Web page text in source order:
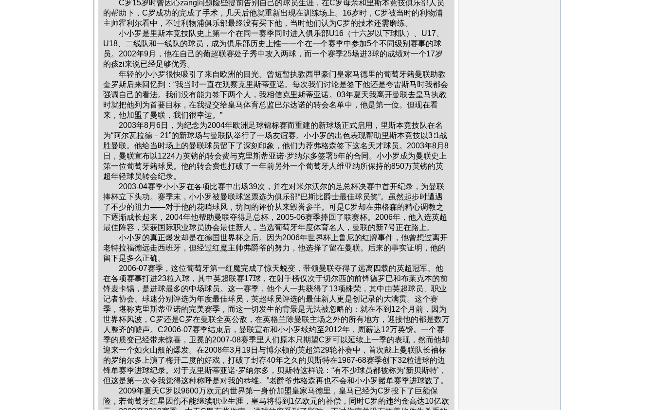
C罗15岁时曾因心zang问题险些提前告别自己的球员生涯，在C罗母亲和里斯本竞技俱乐部人员
的帮助下，C罗成功的完成了手术，几天后他就重新出现在训练场上。16岁时，C罗被当时的利物浦
主帅霍利尔看中，不过利物浦俱乐部最终没有买下他，当时他们认为C罗的技术还需磨练。
小小罗是里斯本竞技队史上第一个在同一赛季同时进入俱乐部U16（十六岁以下球队）、U17、
U18、二线队和一线队的球员，成为俱乐部历史上惟一一个在一个赛季中参加5个不同级别赛事的球
员。2002年9月，他在自己的葡超联赛处子秀中攻入两球，而一个赛季25场进3球的成绩对一个17岁
的孩zi来说已经足够优秀。
年轻的小小罗很快吸引了来自欧洲的目光。曾短暂执教西甲豪门皇家马德里的葡萄牙籍曼联助教
奎罗斯后来回忆到：“我当时一直在观察克里斯蒂亚诺。每次我们讨论是签下他还是夸雷斯马时我都会
强调自己的看法。我们没有能力签下两个人，我相信克里斯蒂亚诺。03年夏天我离开曼联去皇马执教
时就把他列为首要目标，在我提交给皇马体育总监巴尔达诺的转会名单中，他是第一位。但现在看
来，他加盟了曼联，我们很幸运。”
2003年8月6日，为纪念为2004年欧洲足球锦标赛而重建的新球场正式启用，里斯本竞技队在名
为“阿尔瓦拉德－21”的新球场与曼联队举行了一场友谊赛。小小罗的出色表现帮助里斯本竞技以3∶1战
胜曼联。他给当时场上的曼联球员留下了深刻印象，他们力荐弗格森签下这名天才球员。2003年8月8
日，曼联宣布以1224万英镑的转会费与克里斯蒂亚诺·罗纳尔多签署5年的合同。小小罗成为曼联史上
第一位葡萄牙籍球员。他的转会费也打破了一年前另外一个葡萄牙人维亚纳所保持的850万英镑的英
超年轻球员转会纪录。
2003-04赛季小小罗在各项比赛中出场39次，并在对米尔沃尔的足总杯决赛中首开纪录，为曼联
捧杯立下头功。赛季末，小小罗被曼联球迷票选为俱乐部“巴斯比爵士最佳球员奖”。虽然起步时遭遇
了不少的阻力——对于他的花哨球风，坊间的评价从来毁誉参半。可是C罗却在弗格森的精心调教之
下逐渐成长起来，2004年他帮助曼联夺得足总杯，2005-06赛季捧回了联赛杯。2006年，他入选英超
最佳阵容，荣获国际职业球员协会最佳新人，当选葡萄牙年度体育名人，曼联的新7号正在路上。
小小罗的真正爆发却是在德国世界杯之后。因为2006年世界杯上鲁尼的红牌事件，他曾想过离开
老特拉福德远走西班牙，但经过红魔主帅弗爵爷的努力，他选择了留在曼联。后来的事实证明，他的
留下是多么正确。
2006-07赛季，这位葡萄牙第一红魔完成了惊天蜕变，带领曼联夺得了远离四载的英超冠军。他
在各项赛事打进23粒入球，其中英超联赛17球，在射手榜仅次于切尔西的前锋德罗巴和布莱克本的前
锋麦卡锡，是进球最多的中场球员。这一赛季，他个人一共获得了13项殊荣，其中由英超球员、职业
记者协会、球迷分别评选为年度最佳球员，英超球员评选的最佳新人更是创记录的大满贯。这个赛
季，堪称克里斯蒂亚诺的完美赛季，而这一切发生的背景是无法被忽略的：就在不到12个月前，因为
世界杯风波，C罗还是C罗在曼联全英公敌，在英格兰除曼联主场之外的所有地方，迎接他的都是数万
人整齐的嘘声。C2006-07赛季结束后，曼联宣布和小小罗续约至2012年，周薪达12万英镑。一个赛
季的质变已经带来惊喜，卫冕的2007-08赛季里人们原本只期望C罗可以延续上一季的表现，然而他却
迎来一个如火山般的爆发。在2008年3月19日与博尔顿的英超第29轮补赛中，首次戴上曼联队长袖标
的罗纳尔多上演了梅开二度的好戏，打破了封存40年之久的贝斯特在1967-68赛季创下32粒进球的边
锋单赛季进球纪录。对于克里斯蒂亚诺·罗纳尔多，贝斯特这样说：“有不少球员都被称为‘新贝斯特’，
但这是第一次令我觉得这种称呼是对我的恭维。”老爵爷弗格森再也不会和小小罗赌单赛季进球数了。
2009年夏天C罗以9600万欧元的世界第一身价加盟皇家马德里，皇马已经为C罗投下了巨额保
险，若葡萄牙红星因伤不能继续职业生涯，皇马将得到1亿欧元的补偿，同时C罗的违约金高达10亿欧